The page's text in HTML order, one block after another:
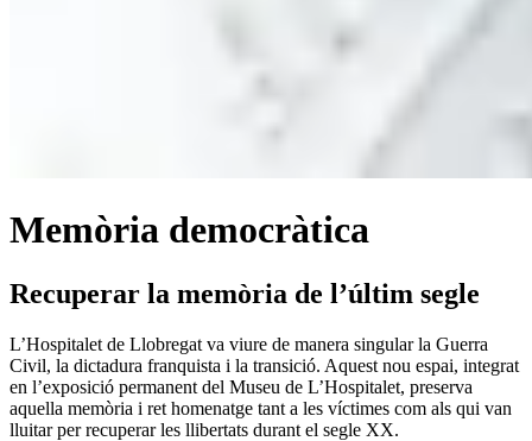
Memòria democràtica
Recuperar la memòria de l’últim segle
L’Hospitalet de Llobregat va viure de manera singular la Guerra
Civil, la dictadura franquista i la transició. Aquest nou espai, integrat
en l’exposició permanent del Museu de L’Hospitalet, preserva
aquella memòria i ret homenatge tant a les víctimes com als qui van
lluitar per recuperar les llibertats durant el segle XX.